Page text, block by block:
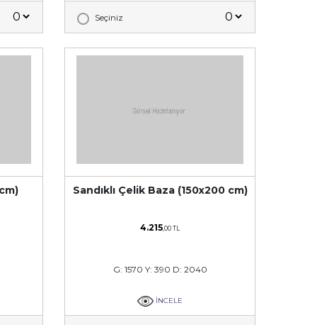
Seçiniz
Sandıklı Çelik Baza (150x200 cm)
4.215,00 TL
G: 1570 Y: 390 D: 2040
İNCELE